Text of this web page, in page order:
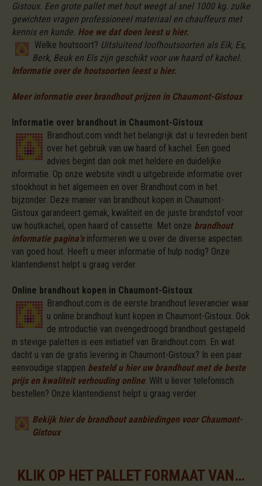
Gistoux. Een grote pallet met hout weegt al snel 1000 kg. zulke
gewichten vragen professioneel materiaal en chauffeurs met
kennis en kunde. Hoe we dat doen leest u hier.
Welke houtsoort? Uitsluitend loofhoutsoorten als Eik, Es,
Berk, Beuk en Els zijn geschikt voor uw haard of kachel.
Informatie over de houtsoorten leest u hier.
Meer informatie over brandhout prijzen in Chaumont-Gistoux
Informatie over brandhout in Chaumont-Gistoux
Brandhout.com vindt het belangrijk dat u tevreden bent
over het gebruik van uw haard of kachel. Een goed
advies begint dan ook met heldere en duidelijke
informatie. Op onze website vindt u uitgebreide informatie over
stookhout in het algemeen en over Brandhout.com in het
bijzonder. Deze manier van brandhout kopen in Chaumont-
Gistoux garandeert gemak, kwaliteit en de juiste brandstof voor
uw houtkachel, open haard of cassette. Met onze brandhout
informatie pagina'sinformeren we u over de diverse aspecten
van goed hout. Heeft u meer informatie of hulp nodig? Onze
klantendienst helpt u graag verder.
Online brandhout kopen in Chaumont-Gistoux
Brandhout.com is de eerste brandhout leverancier waar
u online brandhout kunt kopen in Chaumont-Gistoux. Ook
de introductie van ovengedroogd brandhout gestapeld
in stevige paletten is een initiatief van Brandhout.com. En wat
dacht u van de gratis levering in Chaumont-Gistoux? In een paar
eenvoudige stappen besteld u hier uw brandhout met de beste
prijs en kwaliteit verhouding online. Wilt u liever telefonisch
bestellen? Onze klantendienst helpt u graag verder.
Bekijk hier de brandhout aanbiedingen voor Chaumont-
Gistoux
KLIK OP HET PALLET FORMAAT VAN UW KEUZE VOOR DE BESCHIKBARE ASSORTIMENTEN